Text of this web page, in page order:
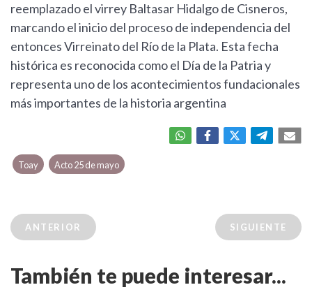
reemplazado el virrey Baltasar Hidalgo de Cisneros,
marcando el inicio del proceso de independencia del
entonces Virreinato del Río de la Plata. Esta fecha
histórica es reconocida como el Día de la Patria y
representa uno de los acontecimientos fundacionales
más importantes de la historia argentina
Toay Acto 25 de mayo
ANTERIOR SIGUIENTE
También te puede interesar...